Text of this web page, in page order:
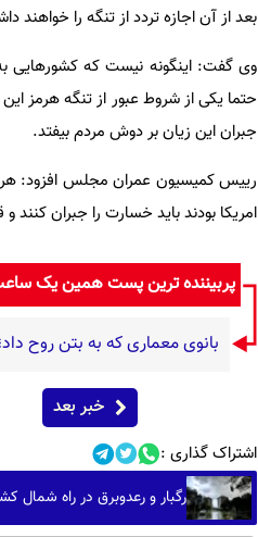
بعد از آن اجازه تردد از تنگه را خواهند
وی گفت: اینگونه نیست که کشورهایی
حتما یکی از شروط عبور از تنگه هرمز
جبران این زیان بر دوش مردم بیفتد.
رییس کمیسیون عمران مجلس افزود:
امریکا بودند باید خسارت را جبران
پربیننده ترین پست همین یک
بانوی معماری که به بتن روح داد؛
خبر بعد
اشتراک گذاری :
رگبار و رعدوبرق در راه شمال